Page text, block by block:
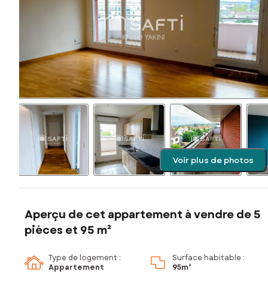
Voir plus de photos
Aperçu de cet appartement à vendre de 5
pièces et 95 m²
Type de logement :
Appartement
Surface habitable :
95m²